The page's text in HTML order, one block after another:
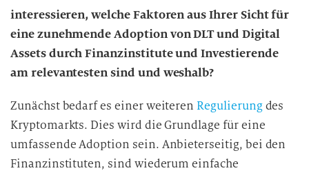
interessieren, welche Faktoren aus Ihrer Sicht für
eine zunehmende Adoption von DLT und Digital
Assets durch Finanzinstitute und Investierende
am relevantesten sind und weshalb?
Zunächst bedarf es einer weiterenRegulierungdes
Kryptomarkts. Dies wird die Grundlage für eine
umfassende Adoption sein. Anbieterseitig, bei den
Finanzinstituten, sind wiederum einfache